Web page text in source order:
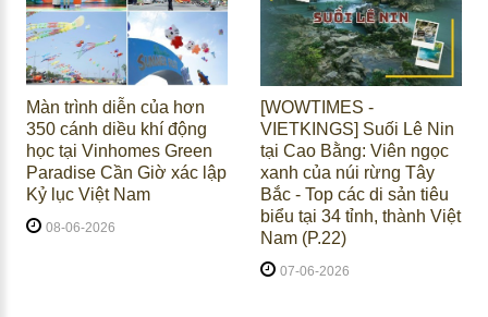
Màn trình diễn của hơn
350 cánh diều khí động
học tại Vinhomes Green
Paradise Cần Giờ xác lập
Kỷ lục Việt Nam
08-06-2026
[WOWTIMES -
VIETKINGS] Suối Lê Nin
tại Cao Bằng: Viên ngọc
xanh của núi rừng Tây
Bắc - Top các di sản tiêu
biểu tại 34 tỉnh, thành Việt
Nam (P.22)
07-06-2026